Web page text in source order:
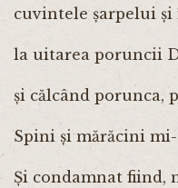
cuvintele șarpelui
la uitarea poruncii
și călcând porunca,
Spini și mărăcini
Și condamnat fiind,